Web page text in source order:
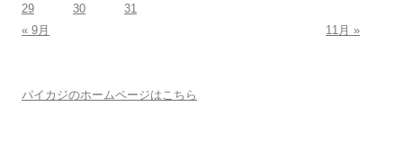
29
30
31
« 9月
11月 »
パイカジのホームページはこちら